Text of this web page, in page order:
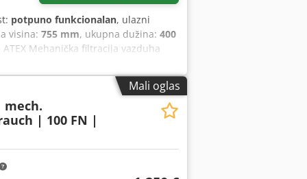
potpuno funkcionalan, ulazni
visina: 755 mm, ukupna dužina: 400
ATEX Mehanička filtracija vazduha
Mobilni Kontrola: bez ATEKS: "E" II 3
ventilator za odvajanje
- 320 m³/h (slobodno duvanje) -
detekcije) Usisnik vazduha:
Oprema za filtere: -
sa presovanim, specijalno
prema ATEKS II 2G Ekh IIB T4
filtera: Kategorija uređaja 3 Sve
Mali oglas
mech.
| 100 FN |